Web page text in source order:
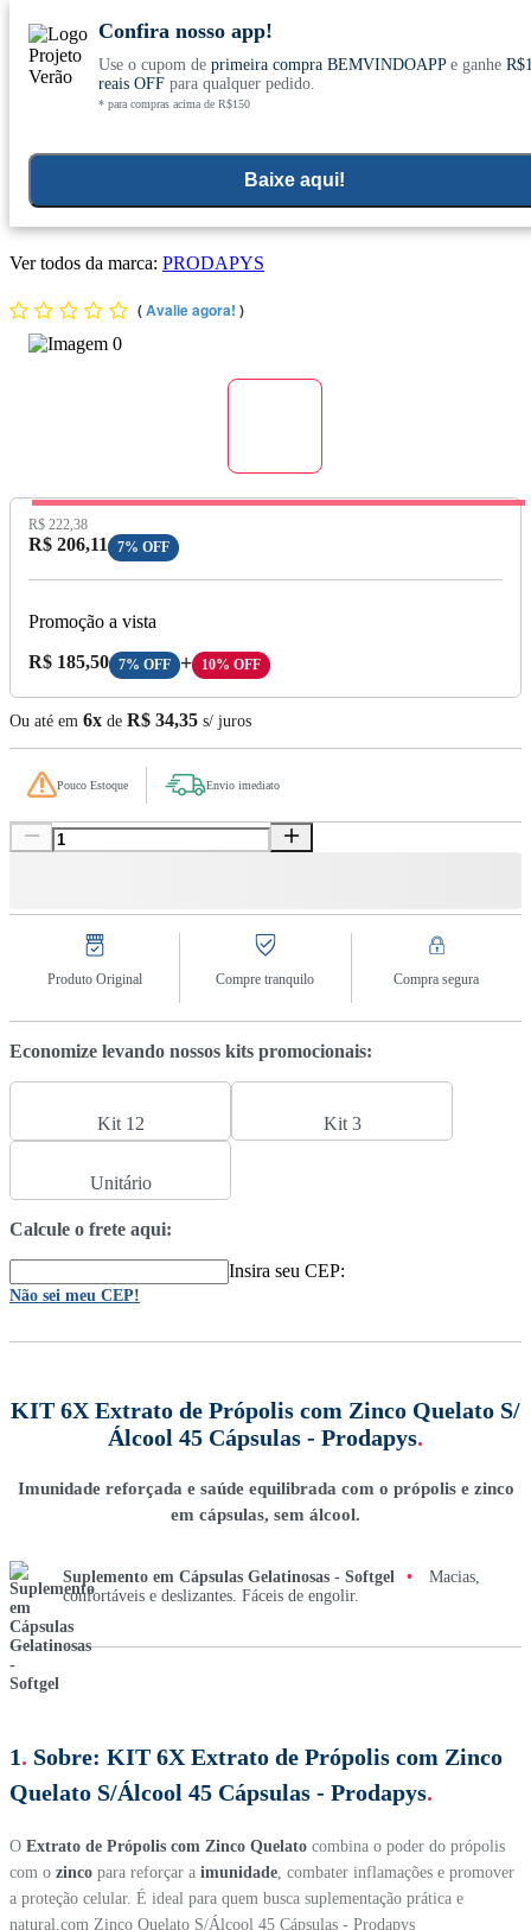
Conheça nosso site novo! E comemore com 0
Confira nosso app!
Use o cupom de primeira compra BEMVINDOAPPe ganhe
reais OFFpara qualquer pedido.
* para compras acima de R$150
Baixe aqui!
KIT 6X Extrato de Própolis com Zinco Quelato S/Álcool 45
Ver todos da marca: PRODAPYS
(Avalie agora! )
Preço Original:
R$ 222,38
Preço com Desconto:
R$ 206,11 7% OFF
Promoção a vista
Preço A Vista:
R$ 185,50 7% OFF + 10% OFF
Ou até em 6x de R$ 34,35 s/ juros
Pouco Estoque Envio imediato
Produto Original Compre tranquilo Compra segura
Economize levando nossos kits promocionais:
Kit 12 Kit 3
Unitário
Calcule o frete aqui:
Insira seu CEP:
Não sei meu CEP!
KIT 6X Extrato de Própolis com Zinco Quelato S/
Álcool 45 Cápsulas - Prodapys.
Imunidade reforçada e saúde equilibrada com o própolis e zinco
em cápsulas, sem álcool.
Suplemento em Cápsulas Gelatinosas - Softgel •
Macias,
confortáveis e deslizantes. Fáceis de engolir.
1. Sobre: KIT 6X Extrato de Própolis com Zinco
Quelato S/Álcool 45 Cápsulas - Prodapys.
O Extrato de Própolis com Zinco Quelato combina o poder do própolis
com o zinco para reforçar a imunidade , combater inflamações e promover
a proteção celular. É ideal para quem busca suplementação prática e
natural.com Zinco Quelato S/Álcool 45 Cápsulas - Prodapys